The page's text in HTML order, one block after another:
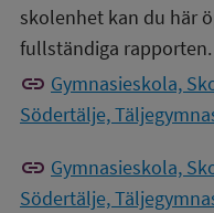
skolenhet kan du här
fullständiga rapporten.
link Gymnasieskola,
Södertälje,
link Gymnasieskola,
Södertälje,